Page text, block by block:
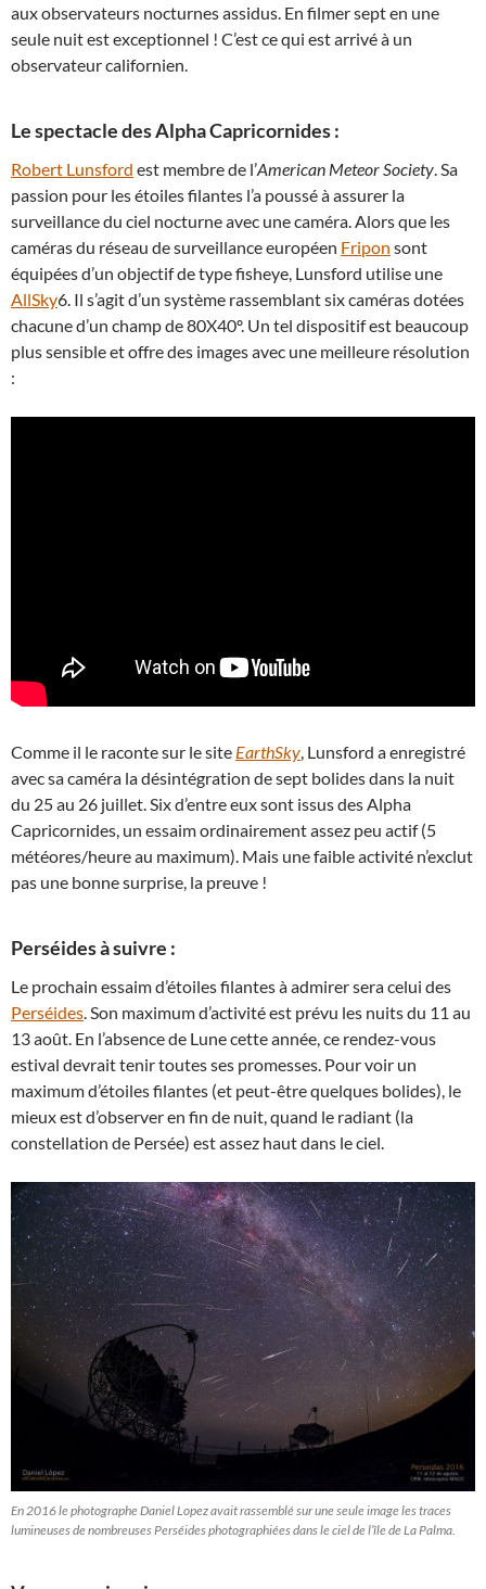
aux observateurs nocturnes assidus. En filmer sept en une
seule nuit est exceptionnel ! C’est ce qui est arrivé à un
observateur californien.
Le spectacle des Alpha Capricornides :
Robert Lunsford est membre de l’American Meteor Society . Sa
passion pour les étoiles filantes l’a poussé à assurer la
surveillance du ciel nocturne avec une caméra. Alors que les
caméras du réseau de surveillance européen Fripon sont
équipées d’un objectif de type fisheye, Lunsford utilise une
AllSky6. Il s’agit d’un système rassemblant six caméras dotées
chacune d’un champ de 80X40º. Un tel dispositif est beaucoup
plus sensible et offre des images avec une meilleure résolution
:
Comme il le raconte sur le site EarthSky , Lunsford a enregistré
avec sa caméra la désintégration de sept bolides dans la nuit
du 25 au 26 juillet. Six d’entre eux sont issus des Alpha
Capricornides, un essaim ordinairement assez peu actif (5
météores/heure au maximum). Mais une faible activité n’exclut
pas une bonne surprise, la preuve !
Perséides à suivre :
Le prochain essaim d’étoiles filantes à admirer sera celui des
Perséides . Son maximum d’activité est prévu les nuits du 11 au
13 août. En l’absence de Lune cette année, ce rendez-vous
estival devrait tenir toutes ses promesses. Pour voir un
maximum d’étoiles filantes (et peut-être quelques bolides), le
mieux est d’observer en fin de nuit, quand le radiant (la
constellation de Persée) est assez haut dans le ciel.
En 2016 le photographe Daniel Lopez avait rassemblé sur une seule image les traces
lumineuses de nombreuses Perséides photographiées dans le ciel de l’île de La Palma.